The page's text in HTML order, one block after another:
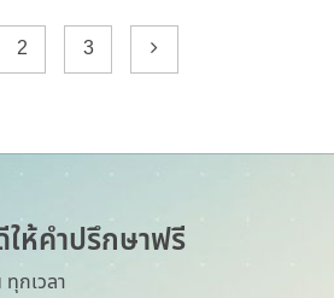
2 3
ห้คำปรึกษาฟรี
กเวลา